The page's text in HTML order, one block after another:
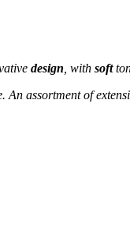
design , with soft
An assortment of